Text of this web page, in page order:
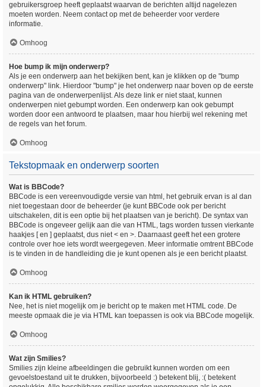
gebruikersgroep heeft geplaatst waarvan de berichten altijd nagelezen
moeten worden. Neem contact op met de beheerder voor verdere
informatie.
Omhoog
Hoe bump ik mijn onderwerp?
Als je een onderwerp aan het bekijken bent, kan je klikken op de "bump
onderwerp" link. Hierdoor "bump" je het onderwerp naar boven op de eerste
pagina van de onderwerpenlijst. Als deze link er niet staat, kunnen
onderwerpen niet gebumpt worden. Een onderwerp kan ook gebumpt
worden door een antwoord te plaatsen, maar hou hierbij wel rekening met
de regels van het forum.
Omhoog
Tekstopmaak en onderwerp soorten
Wat is BBCode?
BBCode is een vereenvoudigde versie van html, het gebruik ervan is al dan
niet toegestaan door de beheerder (je kunt BBCode ook per bericht
uitschakelen, dit is een optie bij het plaatsen van je bericht). De syntax van
BBCode is ongeveer gelijk aan die van HTML, tags worden tussen vierkante
haakjes [ en ] geplaatst, dus niet < en >. Daarnaast geeft het een grotere
controle over hoe iets wordt weergegeven. Meer informatie omtrent BBCode
is te vinden in de handleiding die je kunt openen als je een bericht plaatst.
Omhoog
Kan ik HTML gebruiken?
Nee, het is niet mogelijk om je bericht op te maken met HTML code. De
meeste opmaak die je via HTML kan toepassen is ook via BBCode mogelijk.
Omhoog
Wat zijn Smilies?
Smilies zijn kleine afbeeldingen die gebruikt kunnen worden om een
gevoelstoestand uit te drukken, bijvoorbeeld :) betekent blij, :( betekent